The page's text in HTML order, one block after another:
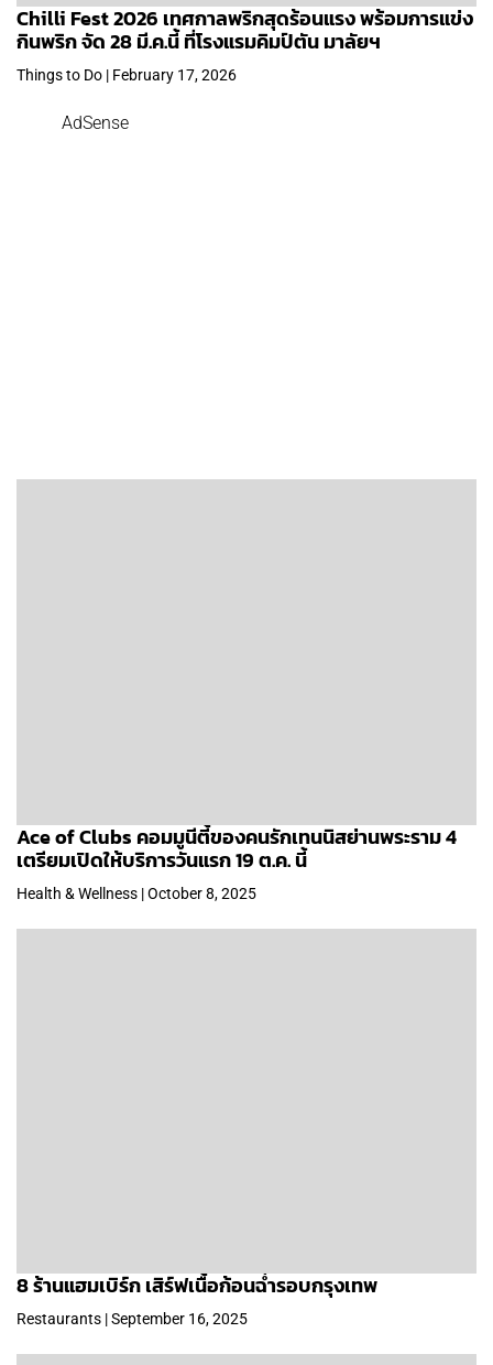
Chilli Fest 2026 เทศกาลพริกสุดร้อนแรง พร้อมการแข่ง
กินพริก จัด 28 มี.ค.นี้ ที่โรงแรมคิมป์ตัน มาลัยฯ
Things to Do | February 17, 2026
AdSense
Ace of Clubs คอมมูนีตี้ของคนรักเทนนิสย่านพระราม 4
เตรียมเปิดให้บริการวันแรก 19 ต.ค. นี้
Health & Wellness | October 8, 2025
8 ร้านแฮมเบิร์ก เสิร์ฟเนื้อก้อนฉ่ำรอบกรุงเทพ
Restaurants | September 16, 2025